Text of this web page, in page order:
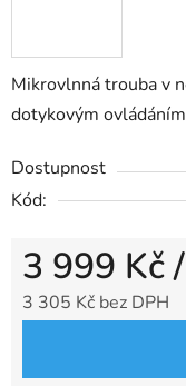
Mikrovlnná trouba v
dotykovým ovládáním
Dostupnost
Kód:
3 999 Kč
3 305 Kč bez DPH